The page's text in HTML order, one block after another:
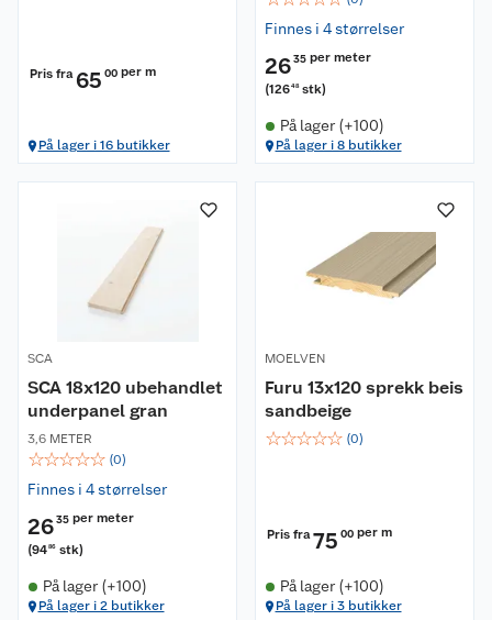
Pris fra 65 00 per m
På lager i 16 butikker
Finnes i 4 størrelser
2635 per meter
(12648 stk)
På lager (+100)
På lager i 8 butikker
SCA
SCA 18x120 ubehandlet
underpanel gran
3,6 METER
☆☆☆☆☆ (0)
Finnes i 4 størrelser
2635 per meter
(9486 stk)
På lager (+100)
På lager i 2 butikker
MOELVEN
Furu 13x120 sprekk beis
sandbeige
☆☆☆☆☆ (0)
Pris fra75 00 per m
På lager (+100)
På lager i 3 butikker